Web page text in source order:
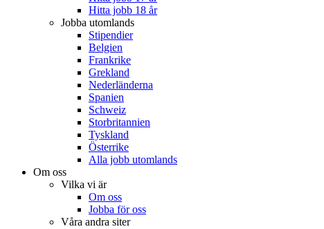
Hitta jobb 18 år
Jobba utomlands
Stipendier
Belgien
Frankrike
Grekland
Nederländerna
Spanien
Schweiz
Storbritannien
Tyskland
Österrike
Alla jobb utomlands
Om oss
Vilka vi är
Om oss
Jobba för oss
Våra andra siter